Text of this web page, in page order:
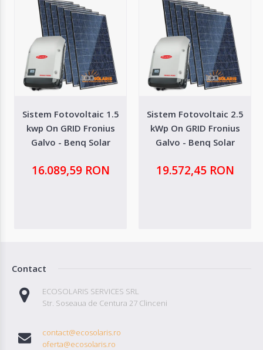
Sistem Fotovoltaic 1.5
kwp On GRID Fronius
Galvo - Benq Solar
16.089,59 RON
Sistem Fotovoltaic 2.5
kWp On GRID Fronius
Galvo - Benq Solar
19.572,45 RON
Contact
ECOSOLARIS SERVICES SRL
Str. Soseaua de Centura 27 Clinceni
contact@ecosolaris.ro
oferta@ecosolaris.ro